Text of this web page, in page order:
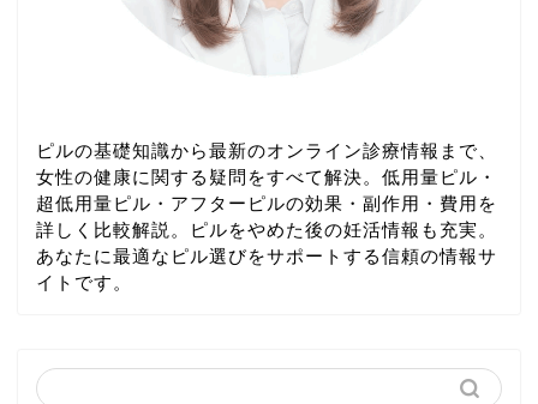
ピルの基礎知識から最新のオンライン診療情報まで、
女性の健康に関する疑問をすべて解決。低用量ピル・
超低用量ピル・アフターピルの効果・副作用・費用を
詳しく比較解説。ピルをやめた後の妊活情報も充実。
あなたに最適なピル選びをサポートする信頼の情報サ
イトです。